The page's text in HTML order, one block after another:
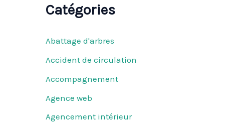
Catégories
Abattage d'arbres
Accident de circulation
Accompagnement
Agence web
Agencement intérieur